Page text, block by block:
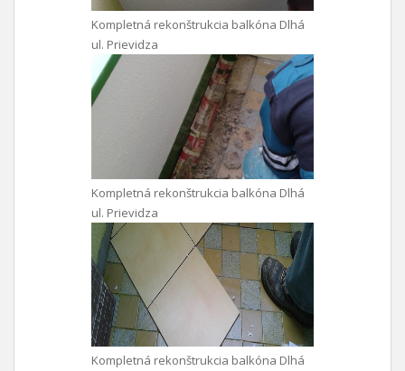
Kompletná rekonštrukcia balkóna Dlhá
ul. Prievidza
Kompletná rekonštrukcia balkóna Dlhá
ul. Prievidza
Kompletná rekonštrukcia balkóna Dlhá